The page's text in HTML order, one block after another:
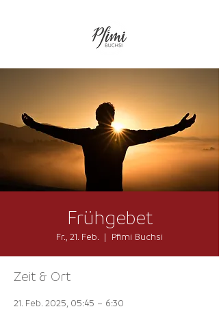
Frühgebet
Fr., 21. Feb.
  |
Pfimi Buchsi
Zeit & Ort
21. Feb. 2025, 05:45 – 6:30